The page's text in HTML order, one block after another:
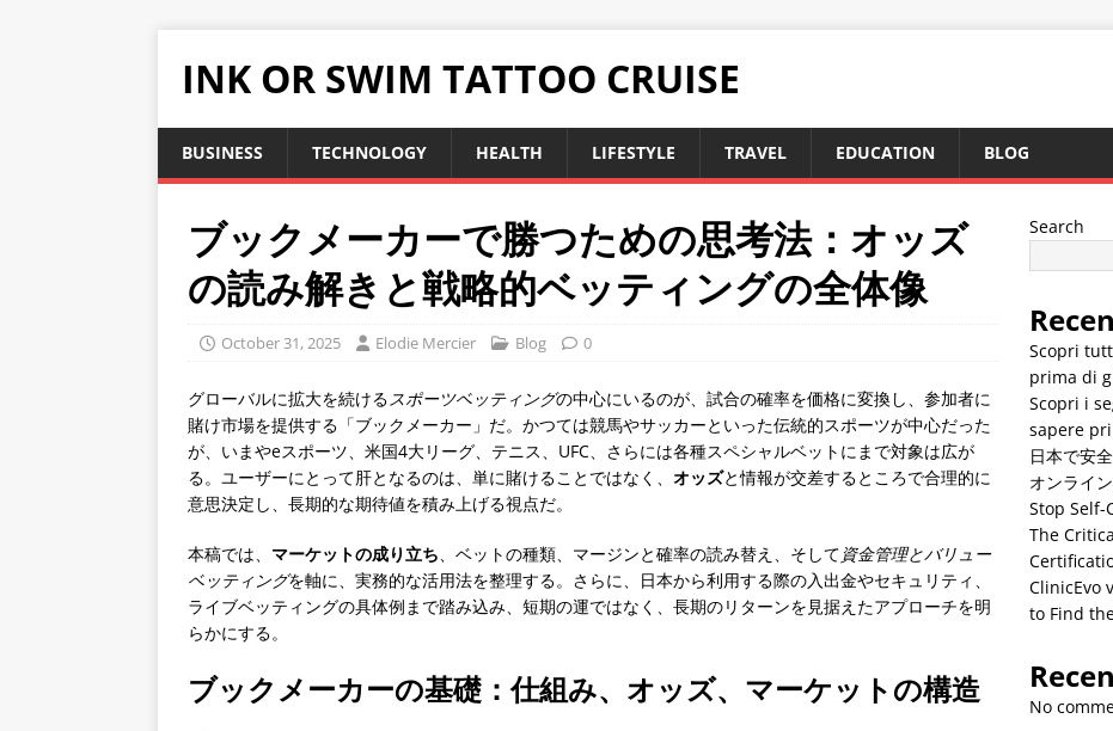
INK OR SWIM TATTOO CRUISE
BUSINESS TECHNOLOGY HEALTH LIFESTYLE TRAVEL EDUCATION BLOG
ブックメーカーで勝つための思考法：オッズ
の読み解きと戦略的ベッティングの全体像
October 31, 2025 Elodie Mercier Blog 0
グローバルに拡大を続けるスポーツベッティングの中心にいるのが、試合の確率を価格に変換し、参加者に
賭け市場を提供する「ブックメーカー」だ。かつては競馬やサッカーといった伝統的スポーツが中心だった
が、いまやeスポーツ、米国4大リーグ、テニス、UFC、さらには各種スペシャルベットにまで対象は広が
る。ユーザーにとって肝となるのは、単に賭けることではなく、 オッズと情報が交差するところで合理的に
意思決定し、長期的な期待値を積み上げる視点だ。
本稿では、 マーケットの成り立ち、ベットの種類、マージンと確率の読み替え、そして資金管理とバリュー
ベッティングを軸に、実務的な活用法を整理する。さらに、日本から利用する際の入出金やセキュリティ、
ライブベッティングの具体例まで踏み込み、短期の運ではなく、長期のリターンを見据えたアプローチを明
らかにする。
ブックメーカーの基礎：仕組み、オッズ、マーケットの構造
Search
Scopri
prima di
Scopri i
sapere
日本で安
オンライ
Stop Self-
The
ClinicEvo
to Find
No